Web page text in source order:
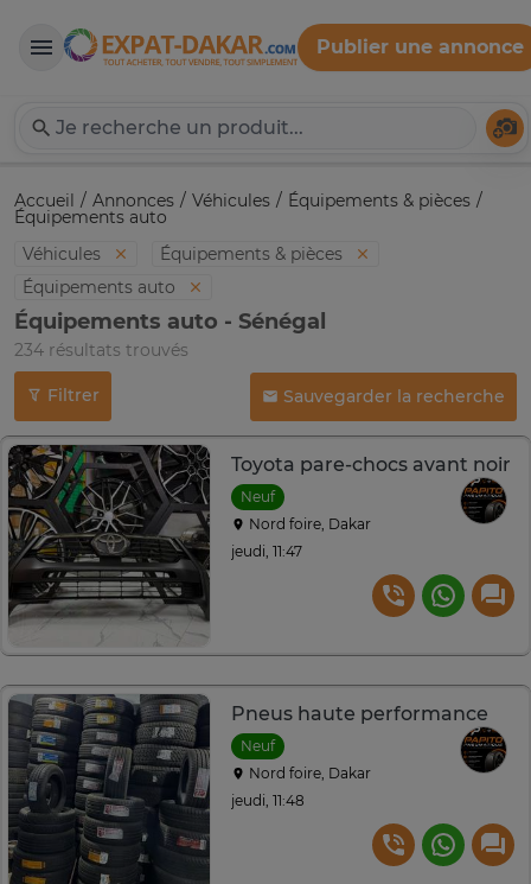
Expat-Dakar
Publier une annonce
Accueil Annonces Véhicules Équipements & pièces
Équipements auto
Véhicules
Équipements & pièces
Équipements auto
Équipements auto - Sénégal
234 résultats trouvés
Filtrer Sauvegarder la recherche
Toyota pare-chocs avant noir
Neuf
Nord foire, Dakar
jeudi, 11:47
Pneus haute performance
Neuf
Nord foire, Dakar
jeudi, 11:48